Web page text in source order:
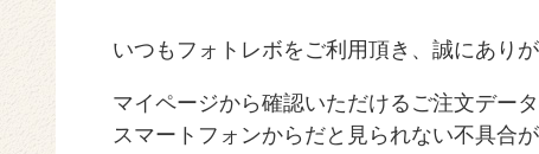
いつもフォトレボをご利用頂き、誠にありが
マイページから確認いただけるご注文データ
スマートフォンからだと見られない不具合が